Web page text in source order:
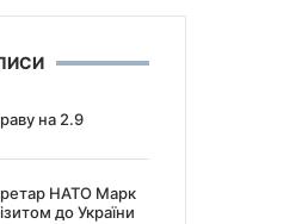
на 2.9
НАТО Марк
до України